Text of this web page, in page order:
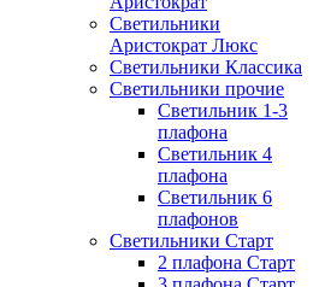
Светильники
Аристократ Люкс
Светильники Классика
Светильники прочие
Светильник 1-3
плафона
Светильник 4
плафона
Светильник 6
плафонов
Светильники Старт
2 плафона Старт